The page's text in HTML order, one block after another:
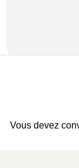
Vous devez